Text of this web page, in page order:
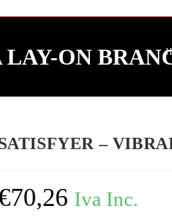
ON
–
70,26 Iva Inc.